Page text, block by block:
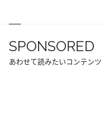
SPONSORED
あわせて読みたいコンテンツ